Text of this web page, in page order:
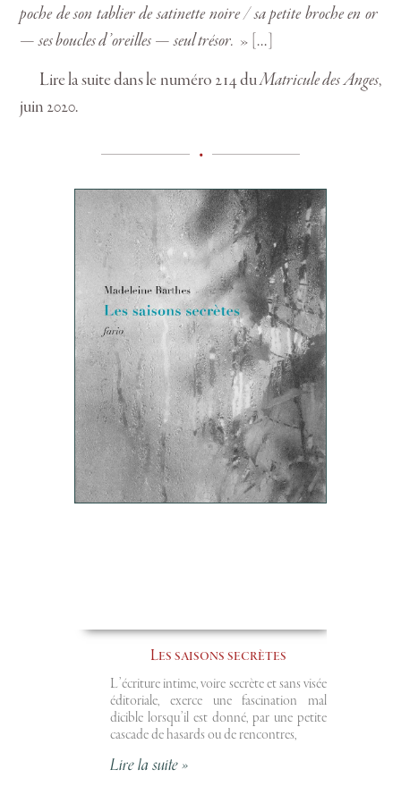
poche de son tablier de satinette noire / sa petite broche en or
— ses boucles d’oreilles — seul trésor. » […]
Lire la suite dans le numéro 214 duMatricule des Anges,
juin 2020.
•
Les saisons secrètes
L’écriture intime, voire secrète et sans visée
éditoriale, exerce une fascination mal
dicible lorsqu’il est donné, par une petite
cascade de hasards ou de rencontres,
Lire la suite »